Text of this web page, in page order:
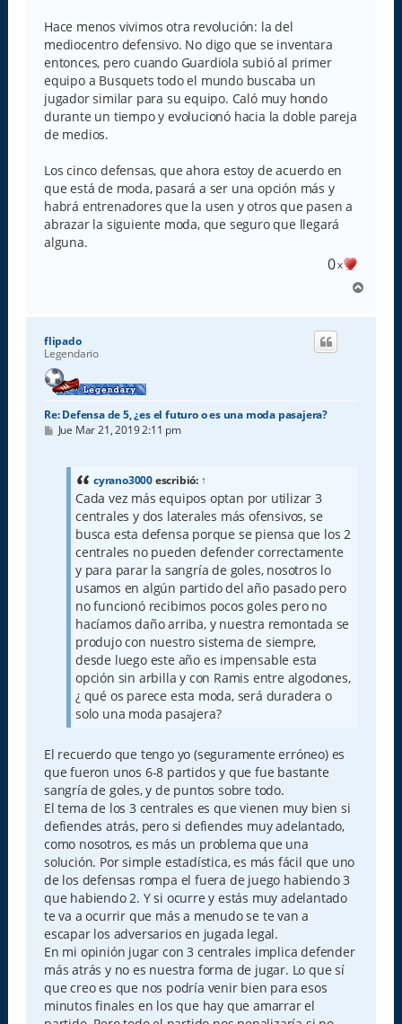
Hace menos vivimos otra revolución: la del
mediocentro defensivo. No digo que se inventara
entonces, pero cuando Guardiola subió al primer
equipo a Busquets todo el mundo buscaba un
jugador similar para su equipo. Caló muy hondo
durante un tiempo y evolucionó hacia la doble pareja
de medios.
Los cinco defensas, que ahora estoy de acuerdo en
que está de moda, pasará a ser una opción más y
habrá entrenadores que la usen y otros que pasen a
abrazar la siguiente moda, que seguro que llegará
alguna.
0x
r
flipado
Legendario
Re: Defensa de 5, ¿es el futuro o es una moda pasajera?
M
Jue Mar 21, 2019 2:11 pm
cyrano3000escribió: ↑
Cada vez más equipos optan por utilizar 3
centrales y dos laterales más ofensivos, se
busca esta defensa porque se piensa que los 2
centrales no pueden defender correctamente
y para parar la sangría de goles, nosotros lo
usamos en algún partido del año pasado pero
no funcionó recibimos pocos goles pero no
hacíamos daño arriba, y nuestra remontada se
produjo con nuestro sistema de siempre,
desde luego este año es impensable esta
opción sin arbilla y con Ramis entre algodones,
¿ qué os parece esta moda, será duradera o
solo una moda pasajera?
El recuerdo que tengo yo (seguramente erróneo) es
que fueron unos 6-8 partidos y que fue bastante
sangría de goles, y de puntos sobre todo.
El tema de los 3 centrales es que vienen muy bien si
defiendes atrás, pero si defiendes muy adelantado,
como nosotros, es más un problema que una
solución. Por simple estadística, es más fácil que uno
de los defensas rompa el fuera de juego habiendo 3
que habiendo 2. Y si ocurre y estás muy adelantado
te va a ocurrir que más a menudo se te van a
escapar los adversarios en jugada legal.
En mi opinión jugar con 3 centrales implica defender
más atrás y no es nuestra forma de jugar. Lo que sí
que creo es que nos podría venir bien para esos
minutos finales en los que hay que amarrar el